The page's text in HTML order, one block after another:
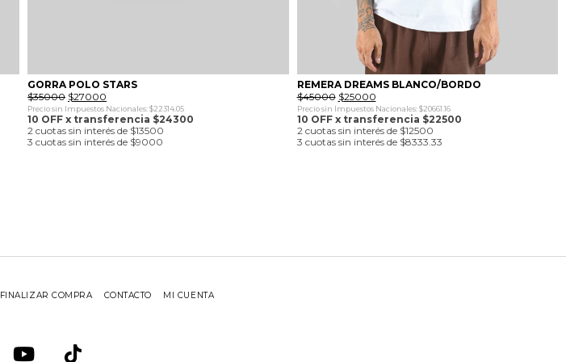
GORRA POLO STARS
$35000 El
precio
original
era:
$35000.
$27000
precio
actual
es:
$27000.
Precio sin Impuestos Nacionales: $22314.05
10 OFF x transferencia $24300
2 cuotas sin interés de $13500
3 cuotas sin interés de $9000
REMERA DREAMS BLANCO/BORDO
$45000 El
precio
original
era:
$45000.
$25000El
precio
actual
es:
$25000.
Precio sin Impuestos Nacionales: $20661.16
10 OFF x transferencia $22500
2 cuotas sin interés de $12500
3 cuotas sin interés de $8333.33
FINALIZAR COMPRA CONTACTO MI CUENTA